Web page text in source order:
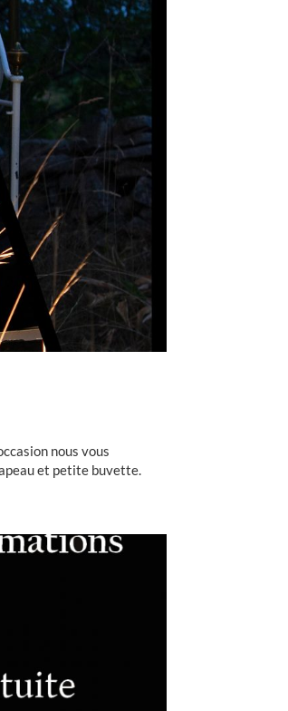
nous vous
et petite buvette.